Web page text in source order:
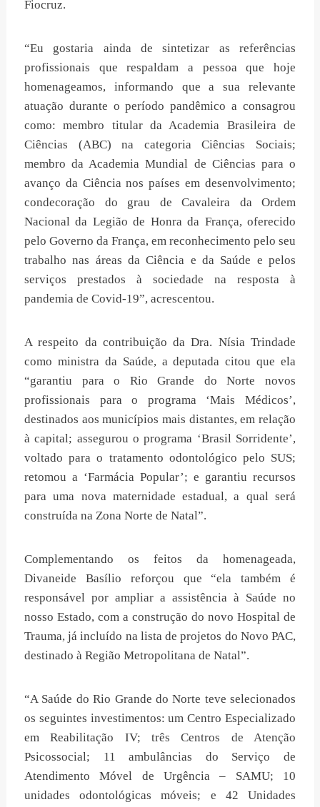
Fiocruz.
“Eu gostaria ainda de sintetizar as referências
profissionais que respaldam a pessoa que hoje
homenageamos, informando que a sua relevante
atuação durante o período pandêmico a consagrou
como: membro titular da Academia Brasileira de
Ciências (ABC) na categoria Ciências Sociais;
membro da Academia Mundial de Ciências para o
avanço da Ciência nos países em desenvolvimento;
condecoração do grau de Cavaleira da Ordem
Nacional da Legião de Honra da França, oferecido
pelo Governo da França, em reconhecimento pelo seu
trabalho nas áreas da Ciência e da Saúde e pelos
serviços prestados à sociedade na resposta à
pandemia de Covid-19”, acrescentou.
A respeito da contribuição da Dra. Nísia Trindade
como ministra da Saúde, a deputada citou que ela
“garantiu para o Rio Grande do Norte novos
profissionais para o programa ‘Mais Médicos’,
destinados aos municípios mais distantes, em relação
à capital; assegurou o programa ‘Brasil Sorridente’,
voltado para o tratamento odontológico pelo SUS;
retomou a ‘Farmácia Popular’; e garantiu recursos
para uma nova maternidade estadual, a qual será
construída na Zona Norte de Natal”.
Complementando os feitos da homenageada,
Divaneide Basílio reforçou que “ela também é
responsável por ampliar a assistência à Saúde no
nosso Estado, com a construção do novo Hospital de
Trauma, já incluído na lista de projetos do Novo PAC,
destinado à Região Metropolitana de Natal”.
“A Saúde do Rio Grande do Norte teve selecionados
os seguintes investimentos: um Centro Especializado
em Reabilitação IV; três Centros de Atenção
Psicossocial; 11 ambulâncias do Serviço de
Atendimento Móvel de Urgência – SAMU; 10
unidades odontológicas móveis; e 42 Unidades